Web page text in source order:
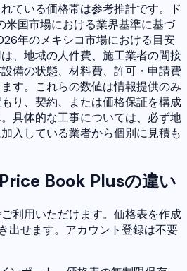
ている価格帯は参考推計です。ド
国市場における業界基準に基づ
年のメキシコ市場における目安
、地域の人件費、施工業者の間接
備の状態、材料費、許可・申請費
す。これらの数値は情報提供のみ
り、契約、または価格保証を構成
具体的な工事については、必ず地
入している業者から個別に見積も
Book Plusの違い
利用いただけます。価格表を作成
出せます。アカウント登録は不要